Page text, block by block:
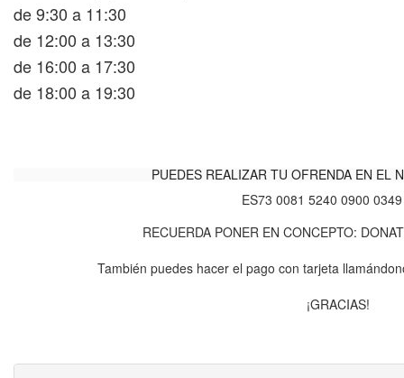
de 9:30 a 11:30
de 12:00 a 13:30
de 16:00 a 17:30
de 18:00 a 19:30
PUEDES REALIZAR TU OFRENDA EN EL
ES73 0081 5240 0900
RECUERDA PONER EN CONCEPTO:
También puedes hacer el pago con tarjeta
¡GRACIAS!